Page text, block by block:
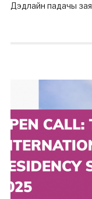
Дэдлайн падачы